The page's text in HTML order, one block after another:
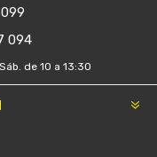
094
de 10 a 13:30